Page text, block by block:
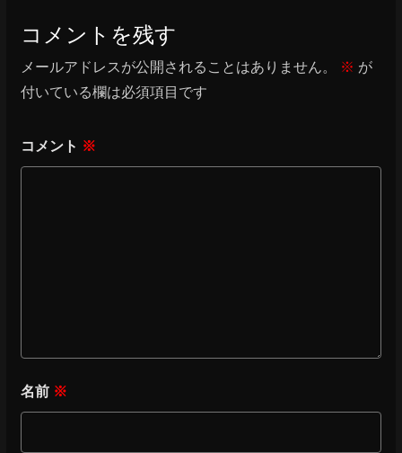
コメントを残す
メールアドレスが公開されることはありません。 ※ が
付いている欄は必須項目です
コメント ※
名前 ※